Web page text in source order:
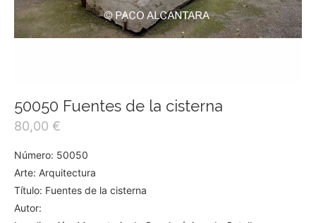
50050 Fuentes de la cisterna
80,00 €
Número: 50050
Arte: Arquitectura
Título: Fuentes de la cisterna
Autor: